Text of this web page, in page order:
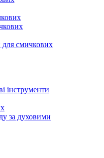
для смичкових
інструменти
за духовими